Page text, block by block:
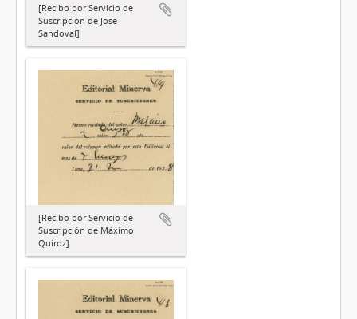
[Recibo por Servicio de
Suscripción de José
Sandoval]
[Recibo por Servicio de
Suscripción de Máximo
Quiroz]